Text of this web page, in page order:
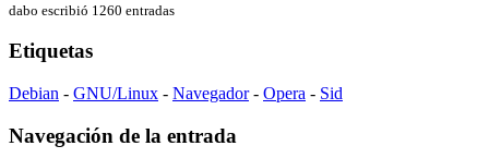
dabo escribió 1260 entradas
Etiquetas
Debian - GNU/Linux - Navegador- Opera - Sid
Navegación de la entrada